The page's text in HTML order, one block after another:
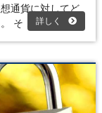
通貨に対してど
そ … 詳しく